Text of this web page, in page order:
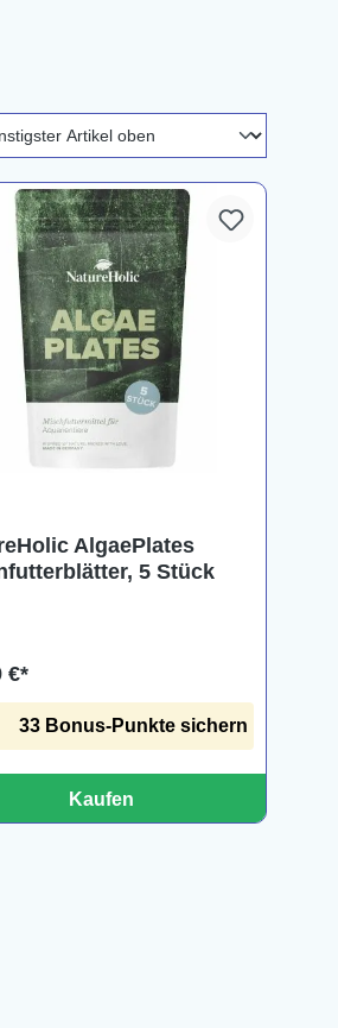
AlgaePlates
5 Stück
€*
33 Bonus-Punkte sichern
Kaufen